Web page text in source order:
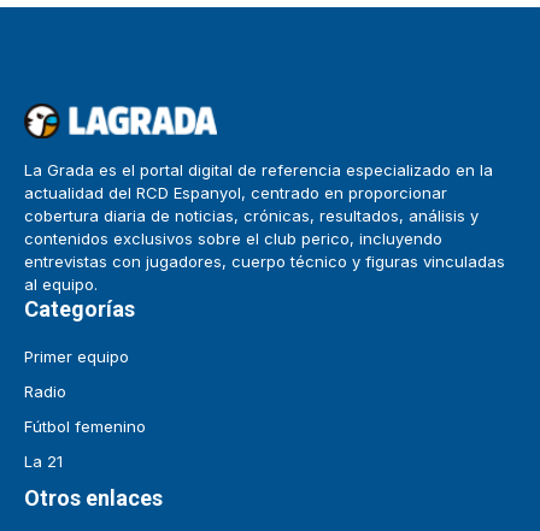
La Grada es el portal digital de referencia especializado en la
actualidad del RCD Espanyol, centrado en proporcionar
cobertura diaria de noticias, crónicas, resultados, análisis y
contenidos exclusivos sobre el club perico, incluyendo
entrevistas con jugadores, cuerpo técnico y figuras vinculadas
al equipo.
Categorías
Primer equipo
Radio
Fútbol femenino
La 21
Otros enlaces